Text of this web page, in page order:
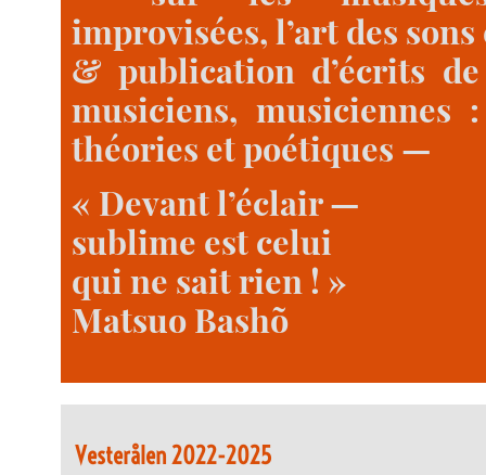
improvisées, l’art des
& publication d’écrits
musiciens, musiciennes
théories et poétiques —
« Devant l’éclair —
sublime est celui
qui ne sait rien ! »
Matsuo Bashõ
Vesterålen 2022-2025